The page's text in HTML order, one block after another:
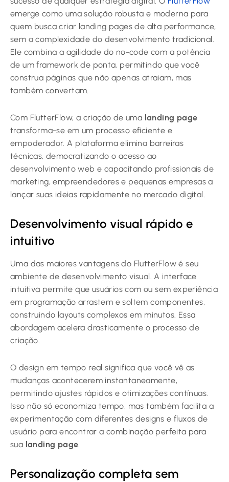
emerge como uma solução robusta e moderna para
quem busca criar landing pages de alta performance,
sem a complexidade do desenvolvimento tradicional.
Ele combina a agilidade do no-code com a potência
de um framework de ponta, permitindo que você
construa páginas que não apenas atraiam, mas
também convertam.
Com FlutterFlow, a criação de uma landing page
transforma-se em um processo eficiente e
empoderador. A plataforma elimina barreiras
técnicas, democratizando o acesso ao
desenvolvimento web e capacitando profissionais de
marketing, empreendedores e pequenas empresas a
lançar suas ideias rapidamente no mercado digital.
Desenvolvimento visual rápido e
intuitivo
Uma das maiores vantagens do FlutterFlow é seu
ambiente de desenvolvimento visual. A interface
intuitiva permite que usuários com ou sem experiência
em programação arrastem e soltem componentes,
construindo layouts complexos em minutos. Essa
abordagem acelera drasticamente o processo de
criação.
O design em tempo real significa que você vê as
mudanças acontecerem instantaneamente,
permitindo ajustes rápidos e otimizações contínuas.
Isso não só economiza tempo, mas também facilita a
experimentação com diferentes designs e fluxos de
usuário para encontrar a combinação perfeita para
sua landing page
Personalização completa sem